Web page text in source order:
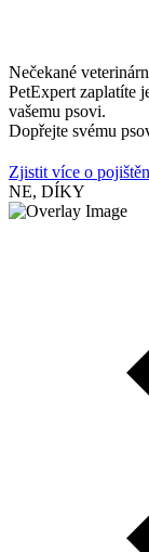
Nečekané
PetExpert zaplatíte
vašemu psovi.
Dopřejte svému
Zjistit více o
NE, DÍKY